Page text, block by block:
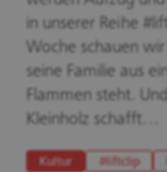
in unserer Reihe
Woche schauen
seine Familie aus
Flammen steht.
Kleinholz schafft…
Kultur #liftclip